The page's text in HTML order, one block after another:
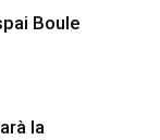
Boule
la